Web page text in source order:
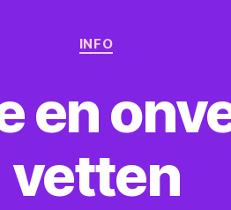
Categorieën
INFO
en
vetten